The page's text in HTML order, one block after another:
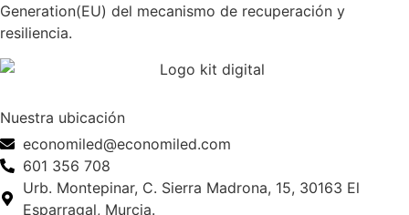
Generation(EU) del mecanismo de recuperación y
resiliencia.
Nuestra ubicación
economiled@economiled.com
601 356 708
Urb. Montepinar, C. Sierra Madrona, 15, 30163 El
Esparragal, Murcia.